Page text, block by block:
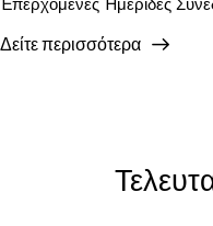
Ἐπερχόμενες Ἡμερίδες
Δείτε περισσότερα